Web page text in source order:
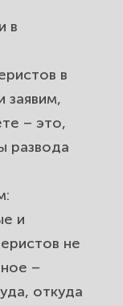
в
в
заявим,
– это,
развода
и
не
–
откуда